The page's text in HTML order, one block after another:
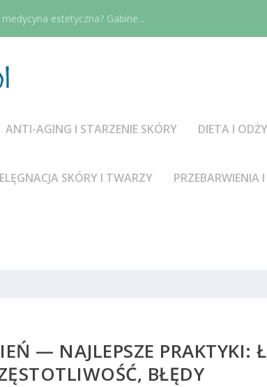
estetyczna? Gabine...
ANTI-AGING I STARZENIE SKÓRY DIETA I
SKÓRY I TWARZY PRZEBARWIENIA
— NAJLEPSZE PRAKTYKI:
BŁĘDY